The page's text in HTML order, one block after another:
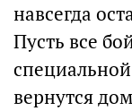
навсегда
Пусть все
вернутся